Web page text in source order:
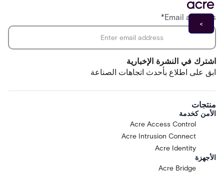
اشترك في النشرة الإخبارية
ابق على اطلاع بأحدث اتجاهات الصناعة
Email address
*
منتجات
الأمن كخدمة
Acre Access Control
Acre Intrusion Connect
Acre Identity
الأجهزة
Acre Bridge